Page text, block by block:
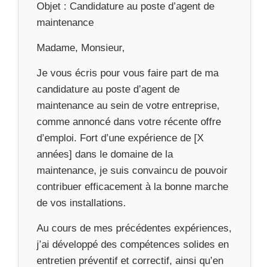
Objet : Candidature au poste d’agent de
maintenance
Madame, Monsieur,
Je vous écris pour vous faire part de ma
candidature au poste d’agent de
maintenance au sein de votre entreprise,
comme annoncé dans votre récente offre
d’emploi. Fort d’une expérience de [X
années] dans le domaine de la
maintenance, je suis convaincu de pouvoir
contribuer efficacement à la bonne marche
de vos installations.
Au cours de mes précédentes expériences,
j’ai développé des compétences solides en
entretien préventif et correctif, ainsi qu’en